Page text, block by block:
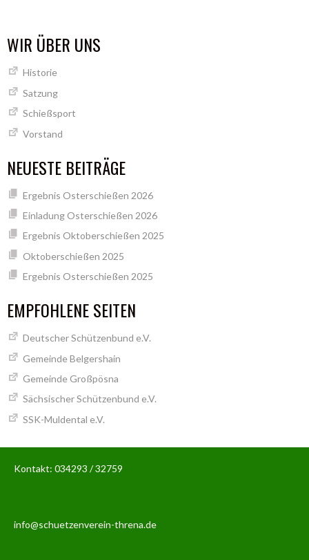
WIR ÜBER UNS
Historie
Satzung
Schießsport
Vorstand
NEUESTE BEITRÄGE
Ergebnis Osterschießen 2026
Einladung Osterschießen 2026
Ergebnis Oktoberschießen 2025
Oktoberschießen 2025
Ergebnis Osterschießen 2025
EMPFOHLENE SEITEN
Deutscher Schützenbund e.V.
Gemeinde Belgershain
Gemeinde Großpösna
Sächsischer Schützenbund e.V.
SSK-Muldental e.V.
Kontakt: 034293 / 32759
info@schuetzenverein-threna.de